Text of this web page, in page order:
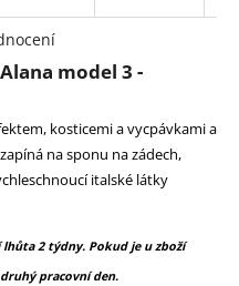
model 3 -
kosticemi a vycpávkami a
na sponu na zádech,
italské látky
2 týdny. Pokud je u zboží
pracovní den.